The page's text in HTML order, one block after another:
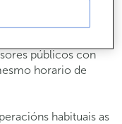
martes e
públicos con
horario de
habituais as